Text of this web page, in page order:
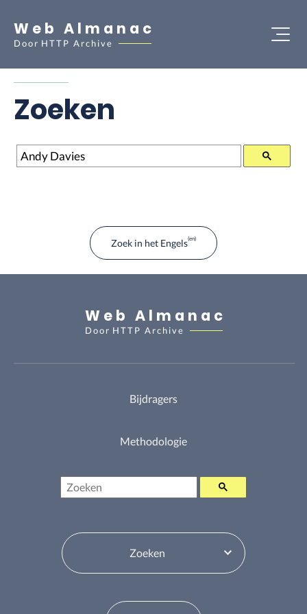
Web Almanac
Door HTTP Archive
Zoeken
Zoeken
Zoek in het Engels
Web Almanac
Door HTTP Archive
Bijdragers
Methodologie
Zoeken
Inhoudsopgavewisselaar